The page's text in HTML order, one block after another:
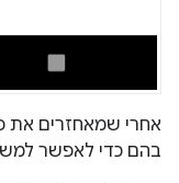
אחרי שמאחזרים
בהם כדי לאפשר